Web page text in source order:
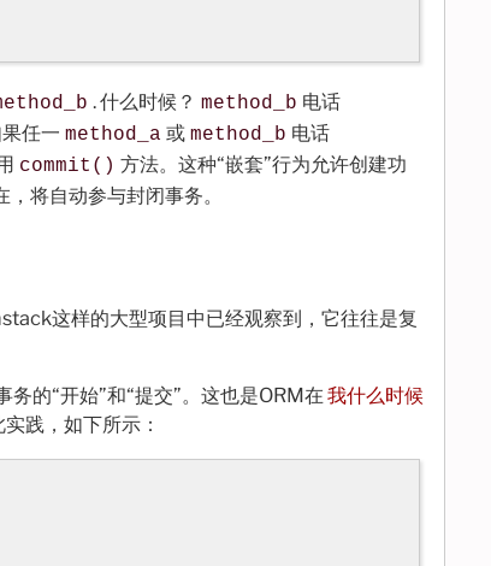
. 什么时候？ method_b 电话
果任一 method_a 或 method_b 电话
commit() 方法。这种“嵌套”行为允许创建功
将自动参与封闭事务。
这样的大型项目中已经观察到，它往往是复
的“开始”和“提交”。这也是ORM在 我什么时候
践，如下所示：